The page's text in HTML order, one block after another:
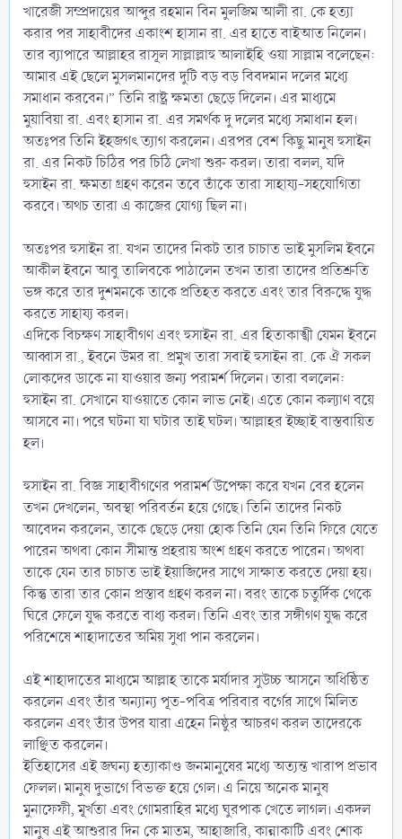
খারেজী সম্প্রদায়ের আব্দুর রহমান বিন মুলজিম আলী রা. কে হত্যা
করার পর সাহাবীদের একাংশ হাসান রা. এর হাতে বাইআত নিলেন।
তার ব্যাপারে আল্লাহর রাসূল সাল্লাল্লাহু আলাইহি ওয়া সাল্লাম বলেছেন:
আমার এই ছেলে মুসলমানদের দুটি বড় বড় বিবদমান দলের মধ্যে
সমাধান করবেন।” তিনি রাষ্ট্র ক্ষমতা ছেড়ে দিলেন। এর মাধ্যমে
মুয়াবিয়া রা. এবং হাসান রা. এর সমর্থক দু দলের মধ্যে সমাধান হল।
অতঃপর তিনি ইহজগৎ ত্যাগ করলেন। এরপর বেশ কিছু মানুষ হুসাইন
রা. এর নিকট চিঠির পর চিঠি লেখা শুরু করল। তারা বলল, যদি
হুসাইন রা. ক্ষমতা গ্রহণ করেন তবে তাঁকে তারা সাহায্য-সহযোগিতা
করবে। অথচ তারা এ কাজের যোগ্য ছিল না।
অতঃপর হুসাইন রা. যখন তাদের নিকট তার চাচাত ভাই মুসলিম ইবনে
আকীল ইবনে আবু তালিবকে পাঠালেন তখন তারা তাদের প্রতিশ্রুতি
ভঙ্গ করে তার দুশমনকে তাকে প্রতিহত করতে এবং তার বিরুদ্ধে যুদ্ধ
করতে সাহায্য করল।
এদিকে বিচক্ষণ সাহাবীগণ এবং হুসাইন রা. এর হিতাকাঙ্খী যেমন ইবনে
আব্বাস রা., ইবনে উমর রা. প্রমুখ তারা সবাই হুসাইন রা. কে ঐ সকল
লোকদের ডাকে না যাওয়ার জন্য পরামর্শ দিলেন। তারা বললেন:
হুসাইন রা. সেখানে যাওয়াতে কোন লাভ নেই। এতে কোন কল্যাণ বয়ে
আসবে না। পরে ঘটনা যা ঘটার তাই ঘটল। আল্লাহর ইচ্ছাই বাস্তবায়িত
হল।
হুসাইন রা. বিজ্ঞ সাহাবীগণের পরামর্শ উপেক্ষা করে যখন বের হলেন
তখন দেখলেন, অবস্থা পরিবর্তন হয়ে গেছে। তিনি তাদের নিকট
আবেদন করলেন, তাকে ছেড়ে দেয়া হোক তিনি যেন তিনি ফিরে যেতে
পারেন অথবা কোন সীমান্ত প্রহরায় অংশ গ্রহণ করতে পারেন। অথবা
তাকে যেন তার চাচাত ভাই ইয়াজিদের সাথে সাক্ষাত করতে দেয়া হয়।
কিন্তু তারা তার কোন প্রস্তাব গ্রহণ করল না। বরং তাকে চতুর্দিক থেকে
ঘিরে ফেলে যুদ্ধ করতে বাধ্য করল। তিনি এবং তার সঙ্গীগণ যুদ্ধ করে
পরিশেষে শাহাদাতের অমিয় সুধা পান করলেন।
এই শাহাদাতের মাধ্যমে আল্লাহ তাকে মর্যাদার সুউচ্চ আসনে অধিষ্ঠিত
করলেন এবং তাঁর অন্যান্য পূত-পবিত্র পরিবার বর্গের সাথে মিলিত
করলেন এবং তাঁর উপর যারা এহেন নিষ্ঠুর আচরণ করল তাদেরকে
লাঞ্ছিত করলেন।
ইতিহাসের এই জঘন্য হত্যাকাণ্ড জনমানুষের মধ্যে অত্যন্ত খারাপ প্রভাব
ফেলল। মানুষ দুভাগে বিভক্ত হয়ে গেল। এ নিয়ে অনেক মানুষ
মুনাফেফী, মূর্খতা এবং গোমরাহির মধ্যে ঘুরপাক খেতে লাগল। একদল
মানুষ এই আশুরার দিন কে মাতম, আহাজারি, কান্নাকাটি এবং শোক